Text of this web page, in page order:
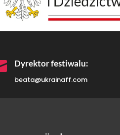
Dyrektor festiwalu:
beata@ukrainaff.com